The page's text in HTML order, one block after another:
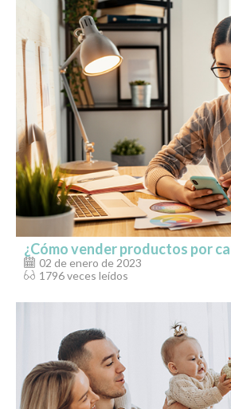
¿Cómo vender productos por
02 de enero de 2023
1796 veces leídos